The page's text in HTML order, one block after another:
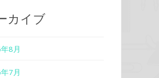
カイブ
8月
7月